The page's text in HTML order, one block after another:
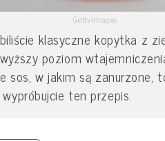
GettyImages
klasyczne kopytka z
poziom
sos, w jakim są zanurzone,
ten przepis.